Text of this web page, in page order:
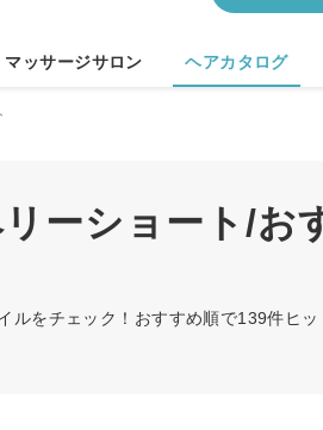
マッサージサロン ヘアカタログ
ーショート/お
ルをチェック！おすすめ順で139件ヒ